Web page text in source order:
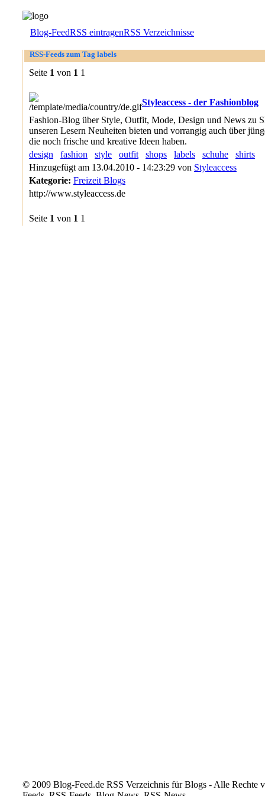
Blog-FeedRSS eintragenRSS Verzeichnisse
RSS-Feeds zum Tag labels
Seite 1 von 1 1
Styleaccess - der Fashionblog
Fashion-Blog über Style, Outfit, Mode, Design und News zu
unseren Lesern Neuheiten bieten und vorrangig auch über
die noch frische und kreative Ideen haben.
design
fashion style outfit shops labels schuhe
shirts
Hinzugefügt am 13.04.2010 - 14:23:29 von Styleaccess
Kategorie: Freizeit Blogs
http://www.styleaccess.de
Seite 1 von 1 1
© 2009 Blog-Feed.de RSS Verzeichnis für Blogs - Alle Rechte